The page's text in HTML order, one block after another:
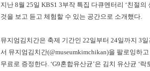
지난 8월 25일 KBS1 3부작 특집 다큐멘터리 ‘친절
것을 보고 듣고 체험할 수 있는 공간으로 소개했다.
뮤지엄김치간은 축제 기간인 22일부터 24일까지 3
서 뮤지엄김치간(@museumkimchikan)을 팔로잉하
무료로 증정한다. ‘G9혼합유산균’은 김치 유산균 ‘